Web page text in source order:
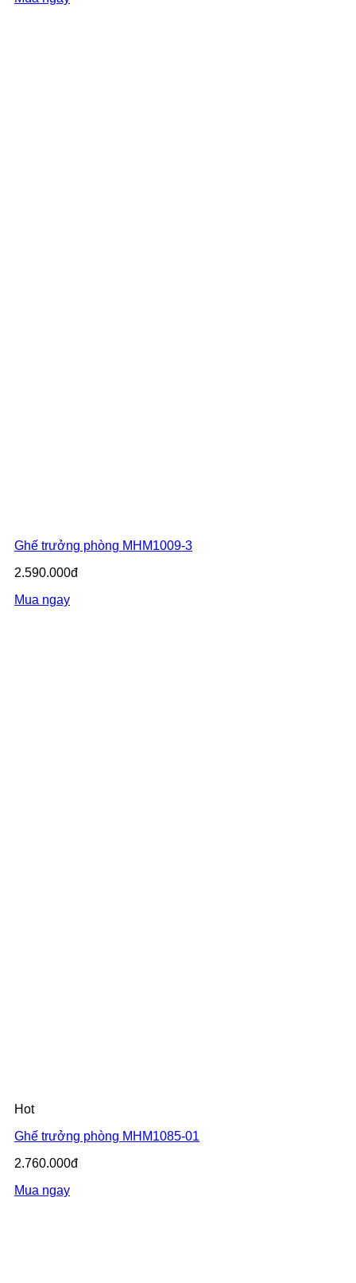
Ghế trưởng phòng MHM1009-3
2.590.000đ
Mua ngay
Hot
Ghế trưởng phòng MHM1085-01
2.760.000đ
Mua ngay